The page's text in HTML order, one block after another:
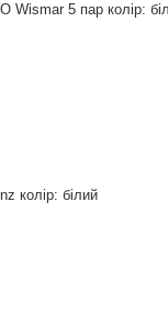
Wismar 5 пар колір:
колір: білий